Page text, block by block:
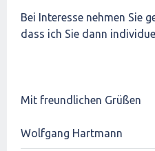
Bei Interesse nehmen Sie
dass ich Sie dann
Mit freundlichen Grüßen
Wolfgang Hartmann